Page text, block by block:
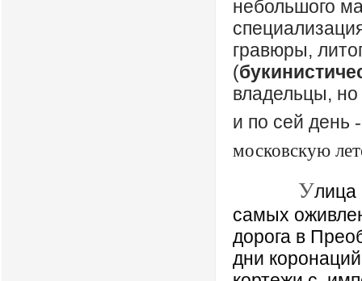
небольшого
гравюры,
(
владельцы,
и по сей день -
московскую
Улица
самых
дорога в
дни